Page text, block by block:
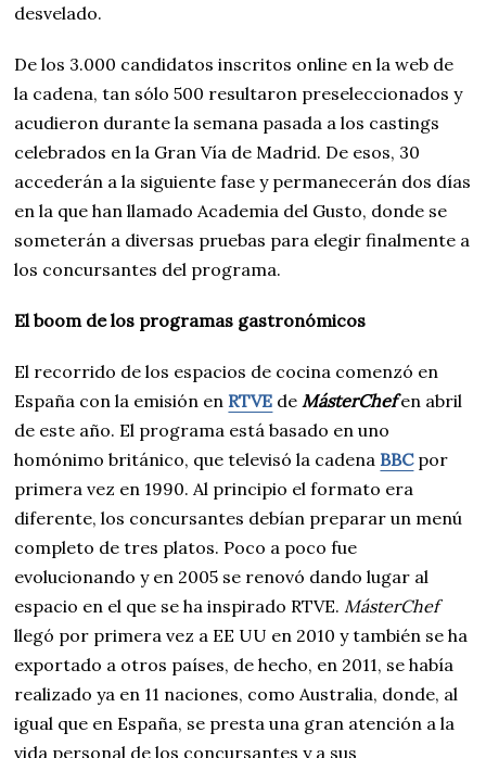
desvelado.
De los 3.000 candidatos inscritos online en la web de
la cadena, tan sólo 500 resultaron preseleccionados y
acudieron durante la semana pasada a los castings
celebrados en la Gran Vía de Madrid. De esos, 30
accederán a la siguiente fase y permanecerán dos días
en la que han llamado Academia del Gusto, donde se
someterán a diversas pruebas para elegir finalmente a
los concursantes del programa.
El boom de los programas gastronómicos
El recorrido de los espacios de cocina comenzó en
España con la emisión en RTVE de MásterChef en abril
de este año. El programa está basado en uno
homónimo británico, que televisó la cadena BBCpor
primera vez en 1990. Al principio el formato era
diferente, los concursantes debían preparar un menú
completo de tres platos. Poco a poco fue
evolucionando y en 2005 se renovó dando lugar al
espacio en el que se ha inspirado RTVE. MásterChef
llegó por primera vez a EE UU en 2010 y también se ha
exportado a otros países, de hecho, en 2011, se había
realizado ya en 11 naciones, como Australia, donde, al
igual que en España, se presta una gran atención a la
vida personal de los concursantes y a sus